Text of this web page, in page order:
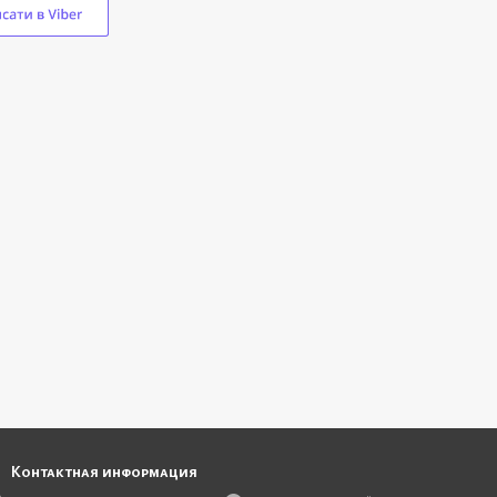
Контактная информация